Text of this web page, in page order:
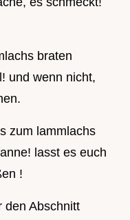
braten
und wenn nicht,
zum lammlachs
lasst es euch
!
den Abschnitt